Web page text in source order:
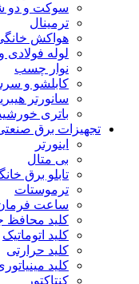
سوکت و دو
ترمینال
هواکش
لوله
نوار چسب
کابلشو و
سانورتر
باتری
تجهیزات برق
اینورتر
بی متال
تابلو برق
ترموستات
ساعت
کلید محافظ
کلید اتوماتیک
کلید حرارتی
کلید
کنتاکتور